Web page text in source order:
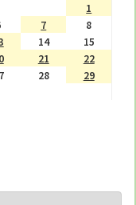
1
7
8
14
15
21
22
28
29